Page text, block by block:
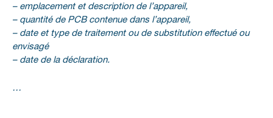
– emplacement et description de l’appareil,
– quantité de PCB contenue dans l’appareil,
– date et type de traitement ou de substitution effectué ou
envisagé
– date de la déclaration.
…